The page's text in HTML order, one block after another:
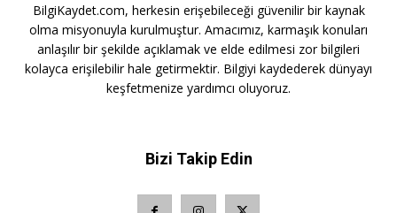
BilgiKaydet.com, herkesin erişebileceği güvenilir bir kaynak
olma misyonuyla kurulmuştur. Amacımız, karmaşık konuları
anlaşılır bir şekilde açıklamak ve elde edilmesi zor bilgileri
kolayca erişilebilir hale getirmektir. Bilgiyi kaydederek dünyayı
keşfetmenize yardımcı oluyoruz.
Bizi Takip Edin